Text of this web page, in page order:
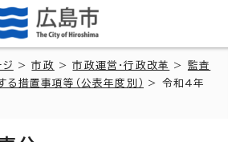
ジ >市政 >市政運営・行政改革 > 監査
措置事項等（公表年度別）
> 令和4年